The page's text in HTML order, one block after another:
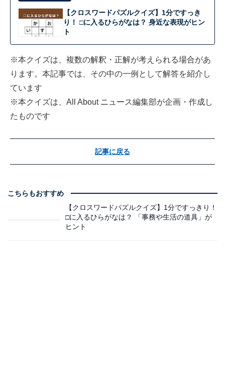
【クロスワードパズルクイズ】1分ですっき
り！ □に入るひらがなは？ 身近な表現がヒン
ト
※本クイズは、複数の解釈・正解が考えられる場合があ
ります。本記事では、その中の一例として解答を紹介し
ています
※本クイズは、All About ニュース編集部が企画・作成し
たものです
記事に戻る
こちらもおすすめ
【クロスワードパズルクイズ】1分ですっきり！
□に入るひらがなは？ 「事務や生活の道具」が
ヒント